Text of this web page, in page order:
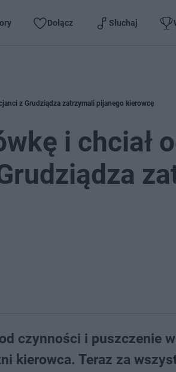
Dołącz Słuchaj
z Grudziądza zatrzymali pijanego kierowcę
i chciał
czynności i puszczenie
kierowca. Teraz za